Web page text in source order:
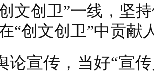
文创卫”一线，坚
“创文创卫”中贡献
宣传，当好“宣传